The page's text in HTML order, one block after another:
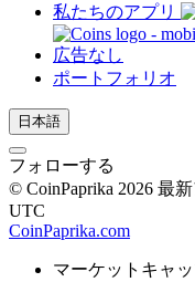
私たちのアプリ
広告なし
ポートフォリオ
日本語
フォローする
© CoinPaprika 2026 最新
UTC
CoinPaprika.com
マーケットキャ